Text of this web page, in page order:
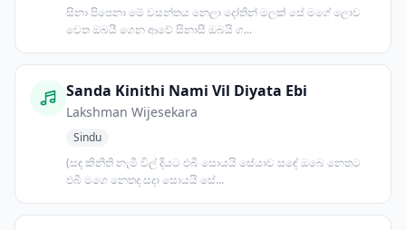
සිනා පිපෙනා මේ වසන්තය නෙලා දෝතින් මලක් සේ මගේ ලොව
වෙත ඔබයී ගෙන ආවේ සිනාසී ඔබයි ග...
Sanda Kinithi Nami Vil Diyata Ebi
Lakshman Wijesekara
Sindu
(සඳ කිනිති නැමී විල් දියට එබී සොයයි සේයාව සඳේ ඔබෙ නෙතට
එබී මගෙ නෙතද සදා සොයයි සේ...